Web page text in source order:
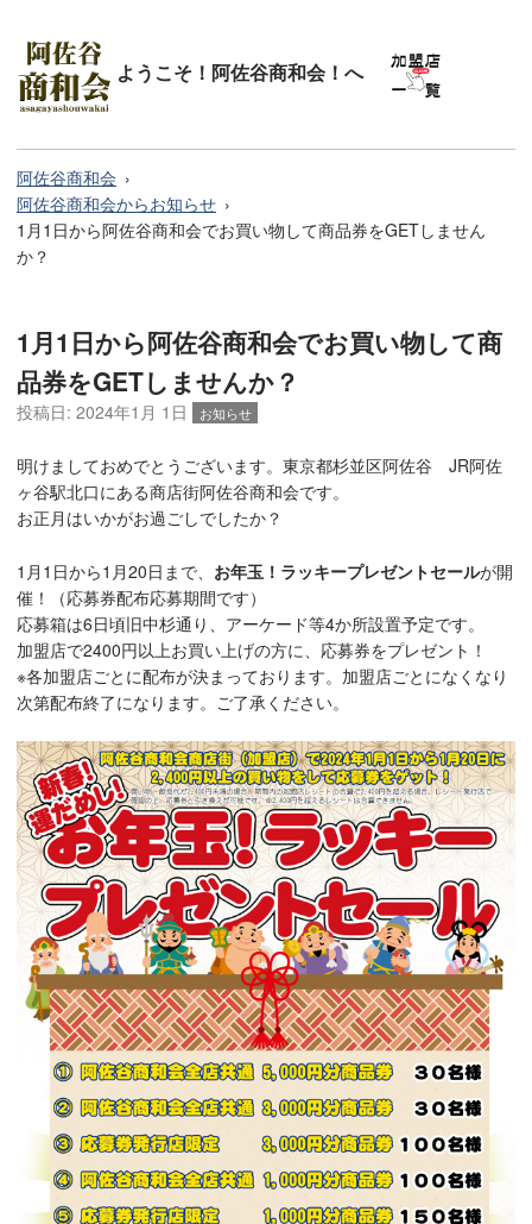
ようこそ！阿佐谷商和会！へ
阿佐谷商和会
阿佐谷商和会からお知らせ
1月1日から阿佐谷商和会でお買い物して商品券をGETしません
か？
1月1日から阿佐谷商和会でお買い物して商
品券をGETしませんか？
投稿日: 2024年1月 1日 お知らせ
明けましておめでとうございます。東京都杉並区阿佐谷 JR阿佐
ヶ谷駅北口にある商店街阿佐谷商和会です。
お正月はいかがお過ごしでしたか？
1月1日から1月20日まで、 お年玉！ラッキープレゼントセールが開
催！（応募券配布応募期間です）
応募箱は6日頃旧中杉通り、アーケード等4か所設置予定です。
加盟店で2400円以上お買い上げの方に、応募券をプレゼント！
※各加盟店ごとに配布が決まっております。加盟店ごとになくなり
次第配布終了になります。ご了承ください。